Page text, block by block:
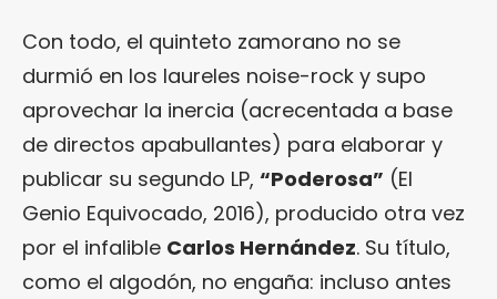
Con todo, el quinteto zamorano no se
durmió en los laureles noise-rock y supo
aprovechar la inercia (acrecentada a base
de directos apabullantes) para elaborar y
publicar su segundo LP, “Poderosa” (El
Genio Equivocado, 2016), producido otra vez
por el infalible Carlos Hernández. Su título,
como el algodón, no engaña: incluso antes